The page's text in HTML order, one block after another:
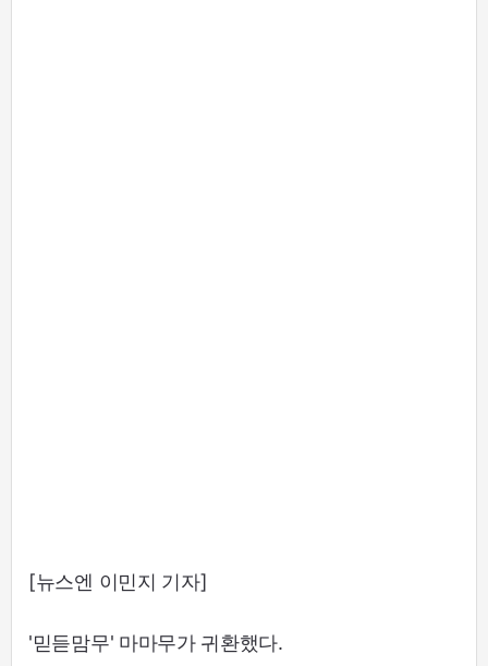
[뉴스엔 이민지 기자]
'믿듣맘무' 마마무가 귀환했다.